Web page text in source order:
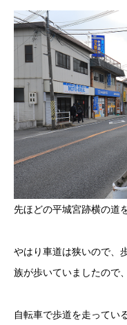
先ほどの平城宮跡横の道
やはり車道は狭いので、
族が歩いていましたので
自転車で歩道を走ってい